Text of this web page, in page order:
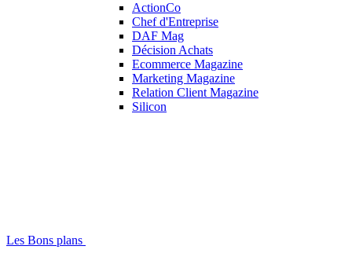
ActionCo
Chef d'Entreprise
DAF Mag
Décision Achats
Ecommerce Magazine
Marketing Magazine
Relation Client Magazine
Silicon
Les Bons plans